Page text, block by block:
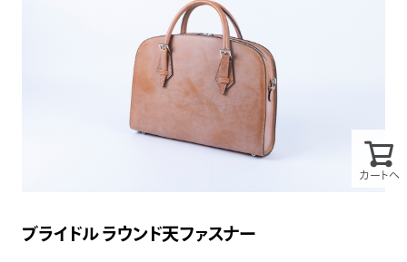
ブライドル ラウンド天ファスナー
カートへ